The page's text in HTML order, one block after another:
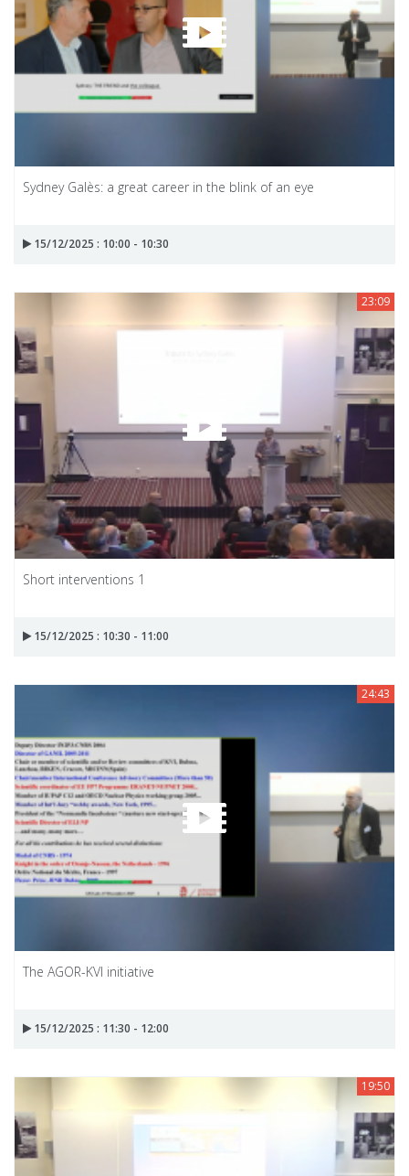
Sydney Galès: a great career in the blink of an eye
15/12/2025 : 10:00 - 10:30
23:09
Short interventions 1
15/12/2025 : 10:30 - 11:00
24:43
The AGOR-KVI initiative
15/12/2025 : 11:30 - 12:00
19:50